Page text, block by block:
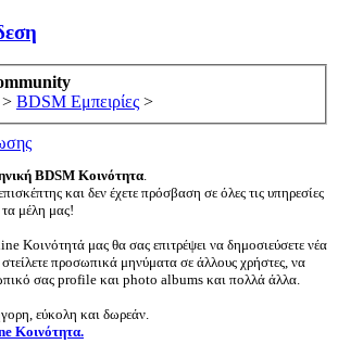
> BDSM Εμπειρίες >
BDSM Κοινότητα.
και δεν έχετε πρόσβαση σε όλες τις υπηρεσίες
τα μέλη μας!
Κοινότητά μας θα σας επιτρέψει να δημοσιεύσετε νέα
προσωπικά μηνύματα σε άλλους χρήστες, να
σας profile και photo albums και πολλά άλλα.
εύκολη και δωρεάν.
Κοινότητα.